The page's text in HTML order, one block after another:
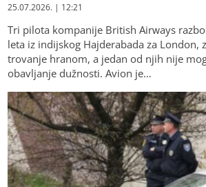
25.07.2026. | 12:21
Tri pilota kompanije British Airways
leta iz indijskog Hajderabada za London,
trovanje hranom, a jedan od njih nije
obavljanje dužnosti. Avion je…